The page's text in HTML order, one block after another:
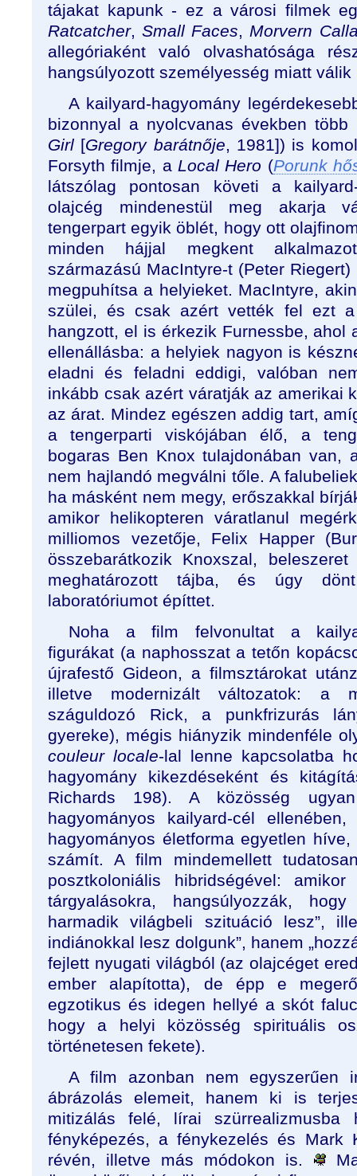
tájakat kapunk - ez a városi filmek
Ratcatcher,Small Faces, Morvern
allegóriaként való olvashatósága
hangsúlyozott személyesség miatt válik
A kailyard-hagyomány
bizonnyal a nyolcvanas években
Girl [Gregory barátnője, 1981]) is
Forsyth filmje, a Local Hero (Porunk
látszólag pontosan követi a
olajcég mindenestül meg akarja
tengerpart egyik öblét, hogy ott
minden hájjal megkent
származású MacIntyre-t (Peter
megpuhítsa a helyieket. MacIntyre,
szülei, és csak azért vették fel ezt a
hangzott, el is érkezik Furnessbe, ahol
ellenállásba: a helyiek nagyon is
eladni és feladni eddigi, valóban
inkább csak azért váratják az amerikai
az árat. Mindez egészen addig tart,
a tengerparti viskójában élő, a
bogaras Ben Knox tulajdonában van,
nem hajlandó megválni tőle. A
ha másként nem megy, erőszakkal
amikor helikopteren váratlanul
milliomos vezetője, Felix Happer
összebarátkozik Knoxszal,
meghatározott tájba, és úgy
laboratóriumot építtet.
Noha a film felvonultat a
figurákat (a naphosszat a tetőn
újrafestő Gideon, a filmsztárokat
illetve modernizált változatok: a
száguldozó Rick, a punkfrizurás
gyereke), mégis hiányzik mindenféle
couleur locale-lal lenne kapcsolatba
hagyomány kikezdéseként és
Richards 198). A közösség
hagyományos kailyard-cél
hagyományos életforma egyetlen
számít. A film mindemellett
posztkoloniális hibridségével:
tárgyalásokra, hangsúlyozzák,
harmadik világbeli szituáció lesz”,
indiánokkal lesz dolgunk”, hanem
fejlett nyugati világból (az olajcéget
ember alapította), de épp e
egzotikus és idegen hellyé a skót
hogy a helyi közösség spirituális
történetesen fekete).
A film azonban nem egyszerűen
ábrázolás elemeit, hanem ki is
mitizálás felé, lírai
fényképezés, a fénykezelés és Mark
révén, illetve más módokon is.